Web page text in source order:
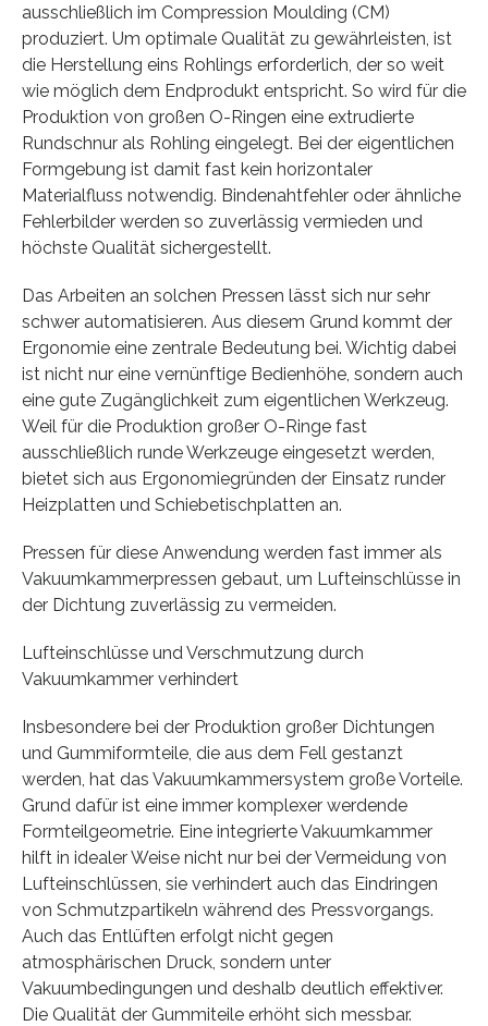
ausschließlich im Compression Moulding (CM)
produziert. Um optimale Qualität zu gewährleisten, ist
die Herstellung eins Rohlings erforderlich, der so weit
wie möglich dem Endprodukt entspricht. So wird für die
Produktion von großen O-Ringen eine extrudierte
Rundschnur als Rohling eingelegt. Bei der eigentlichen
Formgebung ist damit fast kein horizontaler
Materialfluss notwendig. Bindenahtfehler oder ähnliche
Fehlerbilder werden so zuverlässig vermieden und
höchste Qualität sichergestellt.
Das Arbeiten an solchen Pressen lässt sich nur sehr
schwer automatisieren. Aus diesem Grund kommt der
Ergonomie eine zentrale Bedeutung bei. Wichtig dabei
ist nicht nur eine vernünftige Bedienhöhe, sondern auch
eine gute Zugänglichkeit zum eigentlichen Werkzeug.
Weil für die Produktion großer O-Ringe fast
ausschließlich runde Werkzeuge eingesetzt werden,
bietet sich aus Ergonomiegründen der Einsatz runder
Heizplatten und Schiebetischplatten an.
Pressen für diese Anwendung werden fast immer als
Vakuumkammerpressen gebaut, um Lufteinschlüsse in
der Dichtung zuverlässig zu vermeiden.
Lufteinschlüsse und Verschmutzung durch
Vakuumkammer verhindert
Insbesondere bei der Produktion großer Dichtungen
und Gummiformteile, die aus dem Fell gestanzt
werden, hat das Vakuumkammersystem große Vorteile.
Grund dafür ist eine immer komplexer werdende
Formteilgeometrie. Eine integrierte Vakuumkammer
hilft in idealer Weise nicht nur bei der Vermeidung von
Lufteinschlüssen, sie verhindert auch das Eindringen
von Schmutzpartikeln während des Pressvorgangs.
Auch das Entlüften erfolgt nicht gegen
atmosphärischen Druck, sondern unter
Vakuumbedingungen und deshalb deutlich effektiver.
Die Qualität der Gummiteile erhöht sich messbar.